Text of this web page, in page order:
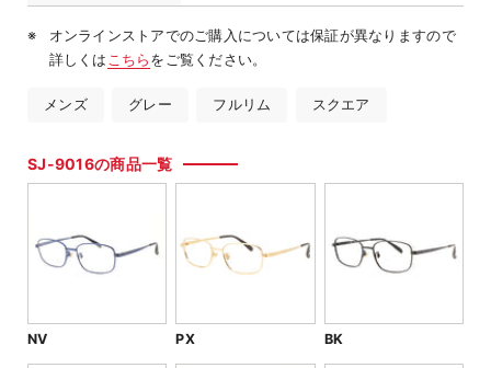
オンラインストアでのご購入については保証が異なりますので
詳しくは こちらをご覧ください。
メンズ グレー フルリム スクエア
SJ-9016の商品一覧
NV PX BK